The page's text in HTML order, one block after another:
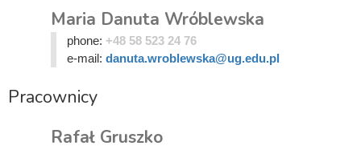
Maria Danuta Wróblewska
phone: +48 58 523 24 76
e-mail: danuta.wroblewska@ug.edu.pl
Pracownicy
Rafał Gruszko